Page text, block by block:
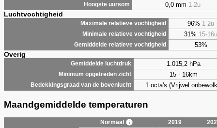
Hoogste uursom 0,0 mm 1-2u
Luchtvochtigheid
Maximale relatieve vochtigheid 96% 1-2u
Minimale relatieve vochtigheid 31% 15-16u
Gemiddelde relatieve vochtigheid 53%
Overig
Gemiddelde luchtdruk 1.015,2 hPa
Minimum opgetreden zicht 15 - 16km
Bedekkingsgraad van de bovenlucht 1 octa's (Vrijwel
Maandgemiddelde temperaturen
Normaal 2019